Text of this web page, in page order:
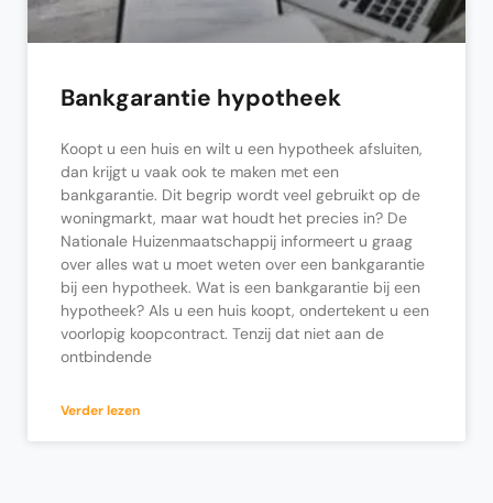
Bankgarantie hypotheek
Koopt u een huis en wilt u een hypotheek afsluiten,
dan krijgt u vaak ook te maken met een
bankgarantie. Dit begrip wordt veel gebruikt op de
woningmarkt, maar wat houdt het precies in? De
Nationale Huizenmaatschappij informeert u graag
over alles wat u moet weten over een bankgarantie
bij een hypotheek. Wat is een bankgarantie bij een
hypotheek? Als u een huis koopt, ondertekent u een
voorlopig koopcontract. Tenzij dat niet aan de
ontbindende
Verder lezen